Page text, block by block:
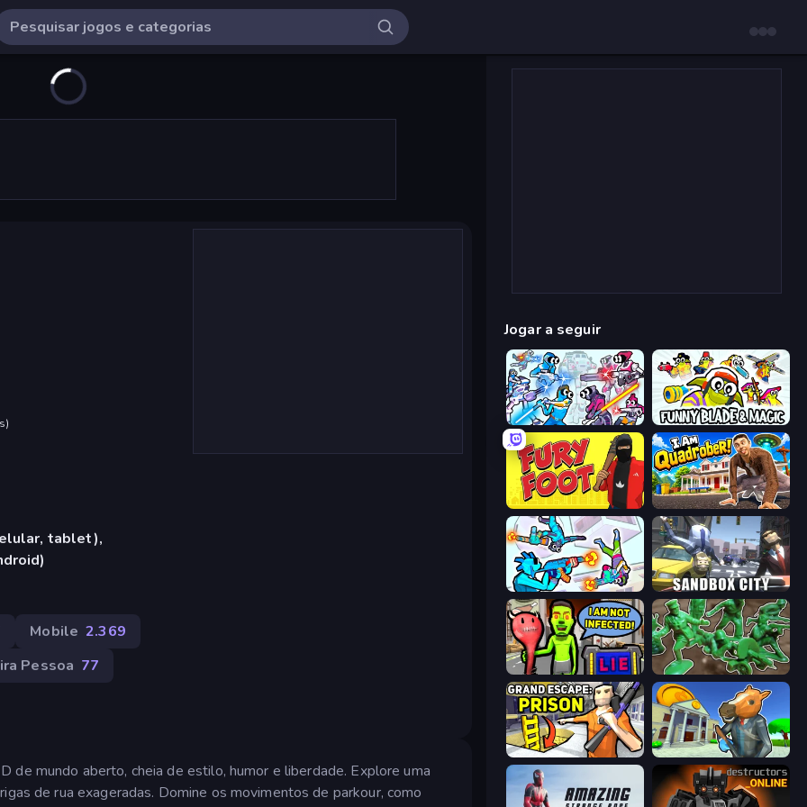
)
tablet),
Mobile 2.369
Pessoa 77
de mundo aberto, cheia de estilo, humor e liberdade. Explore uma
de rua exageradas. Domine os movimentos de parkour, como
Jogar a seguir
Space Wars Battleground Funny Blade & Magic
Fury Foot I Am Quadrober!
Gravity Arena Shooter Sandbox City
I Am Not Infected! Soldiers - Capture and Control!
Grand Escape: Prison Bank Robbery 3